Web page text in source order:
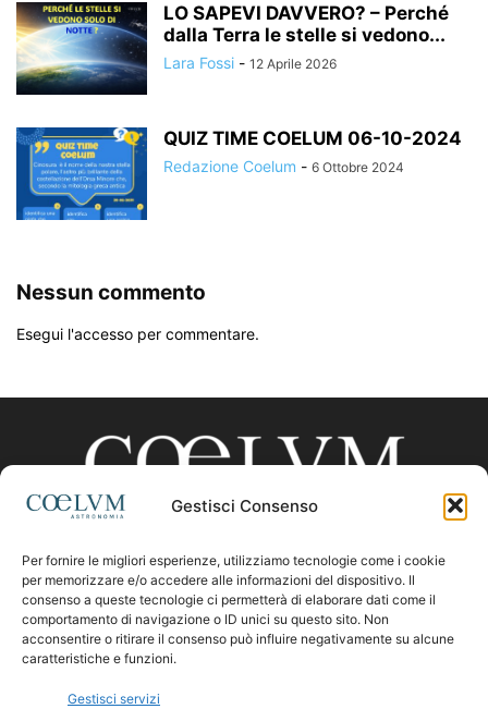
Gestisci Consenso
Per fornire le migliori esperienze, utilizziamo tecnologie come i cookie
per memorizzare e/o accedere alle informazioni del dispositivo. Il
consenso a queste tecnologie ci permetterà di elaborare dati come il
comportamento di navigazione o ID unici su questo sito. Non
acconsentire o ritirare il consenso può influire negativamente su alcune
caratteristiche e funzioni.
Gestisci servizi
LO SAPEVI DAVVERO? – Perché
dalla Terra le stelle si vedono...
Lara Fossi - 12 Aprile 2026
QUIZ TIME COELUM 06-10-2024
Redazione Coelum - 6 Ottobre 2024
Nessun commento
Esegui l'accesso per commentare.
CHI SIAMO
Contattaci:coelumastro@coelum.com